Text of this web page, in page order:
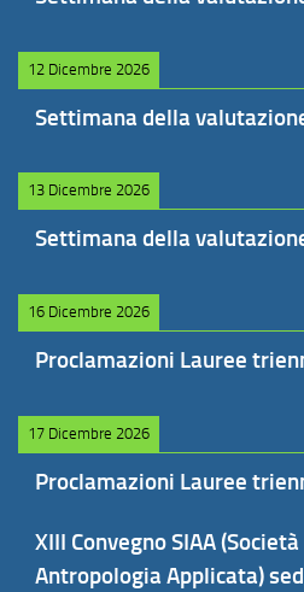
12 Dicembre 2026
Settimana della
13 Dicembre 2026
Settimana della
16 Dicembre 2026
Proclamazioni Lauree
17 Dicembre 2026
Proclamazioni Lauree
XIII Convegno SIAA
Antropologia Applicata)